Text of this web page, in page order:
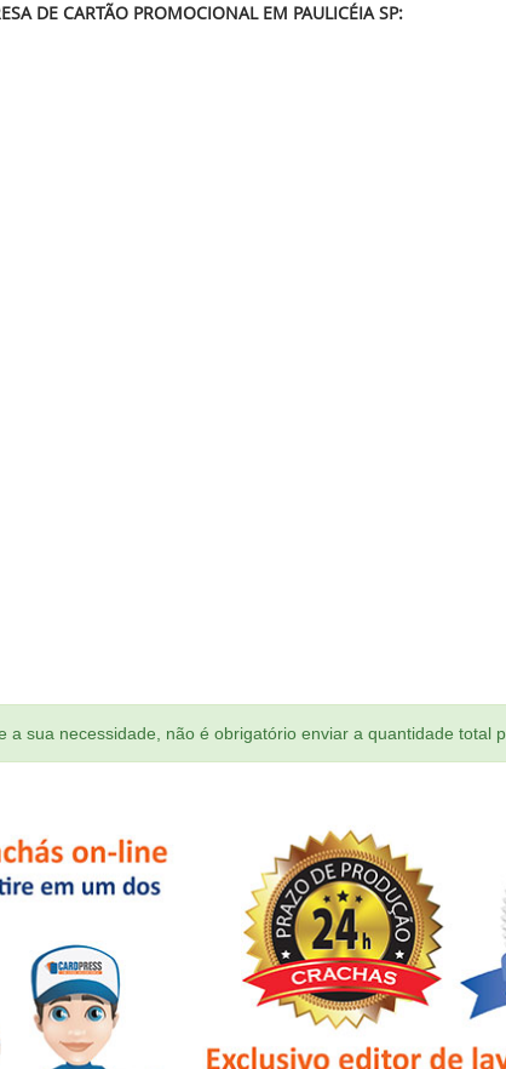
DE CARTÃO PROMOCIONAL EM PAULICÉIA SP:
a sua necessidade, não é obrigatório enviar a quantidade total